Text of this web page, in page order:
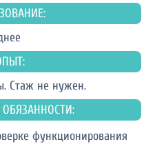
Cтаж не нужен.
функционирования